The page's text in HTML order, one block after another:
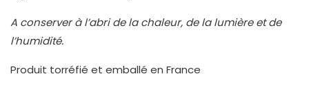
A conserver à l’abri de la chaleur, de la lumière et de
l’humidité.
Produit torréfié et emballé en France